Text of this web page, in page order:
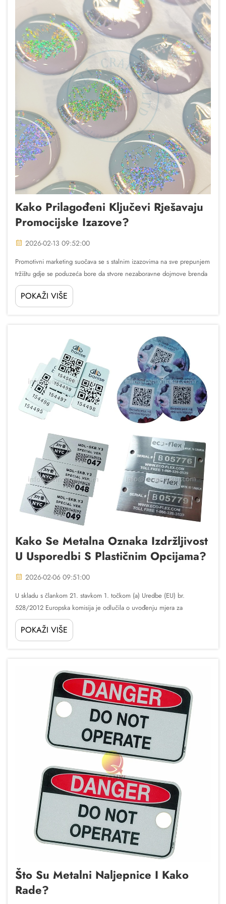
Kako Prilagođeni Ključevi Rješavaju
Promocijske Izazove?
2026-02-13 09:52:00
Promotivni marketing suočava se s stalnim izazovima na sve prepunjem
tržištu gdje se poduzeća bore da stvore nezaboravne dojmove brenda
unutar ograničenog proračuna. Tradicionalne metode oglašavanja često
ne uspijevaju generirati trajni angažman...
POKAŽI VIŠE
Kako Se Metalna Oznaka Izdržljivost
U Usporedbi S Plastičnim Opcijama?
2026-02-06 09:51:00
U skladu s člankom 21. stavkom 1. točkom (a) Uredbe (EU) br.
528/2012 Europska komisija je odlučila o uvođenju mjera za
utvrđivanje vrijednosti proizvoda u skladu s člankom 21. stavkom 2.
točkom (a) Uredbe (EU) br. 528/2012. Razumijevanje težine...
POKAŽI VIŠE
Što Su Metalni Naljepnice I Kako
Rade?